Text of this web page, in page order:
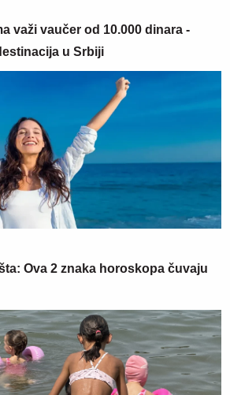
važi vaučer od 10.000 dinara -
u Srbiji
Ova 2 znaka horoskopa čuvaju